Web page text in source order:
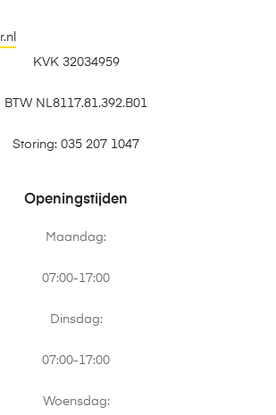
KVK 32034959
BTW NL8117.81.392.B01
Storing: 035 207 1047
Openingstijden
Maandag:
07:00-17:00
Dinsdag:
07:00-17:00
Woensdag: